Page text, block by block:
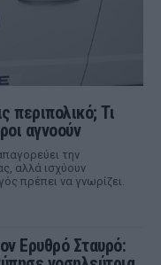
περιπολικό; Τι
αγνοούν
την
αλλά ισχύουν
πρέπει να γνωρίζει.
Ερυθρό Σταυρό: